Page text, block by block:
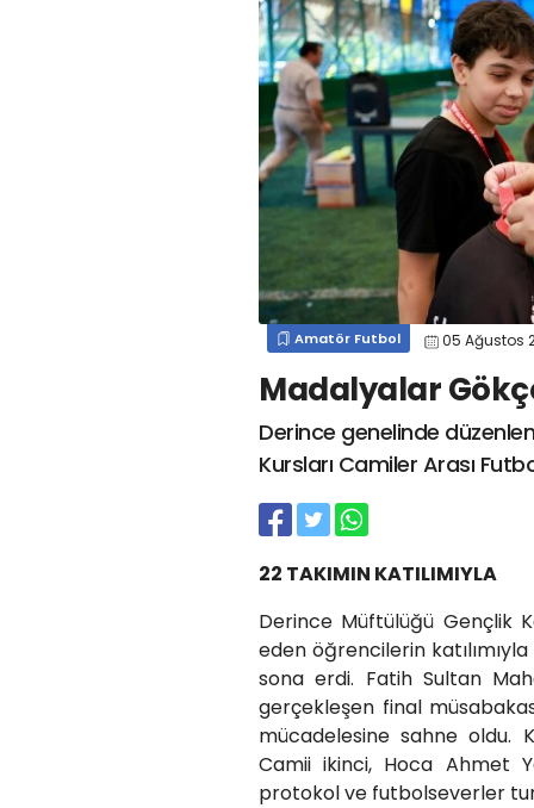
mert cengiz
#engin koyun #fırat
gülspor41
#kocaelispor #mert
cengiz
#erdem övüç #gençlerbirliği
#eleke #lua lua #barış alıcı
#
metin diyadinspor41
#erdem övüç
#
kocaelispor
#beykan şimşek
Amatör Futbol 05 Ağustos
Madalyalar
Derince genelinde
Kursları Camiler Arası
22 TAKIMIN KATILIMIYLA
Derince Müftülüğü Gençlik
eden öğrencilerin
sona erdi. Fatih Sultan
gerçekleşen final
mücadelesine sahne oldu.
Camii ikinci, Hoca Ahmet
protokol ve futbolseverler